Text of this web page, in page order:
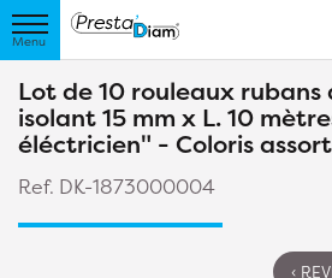
Lot de 10 rouleaux rubans
isolant 15 mm x L. 10
éléctricien" - Coloris
Ref. DK-1873000004
‹